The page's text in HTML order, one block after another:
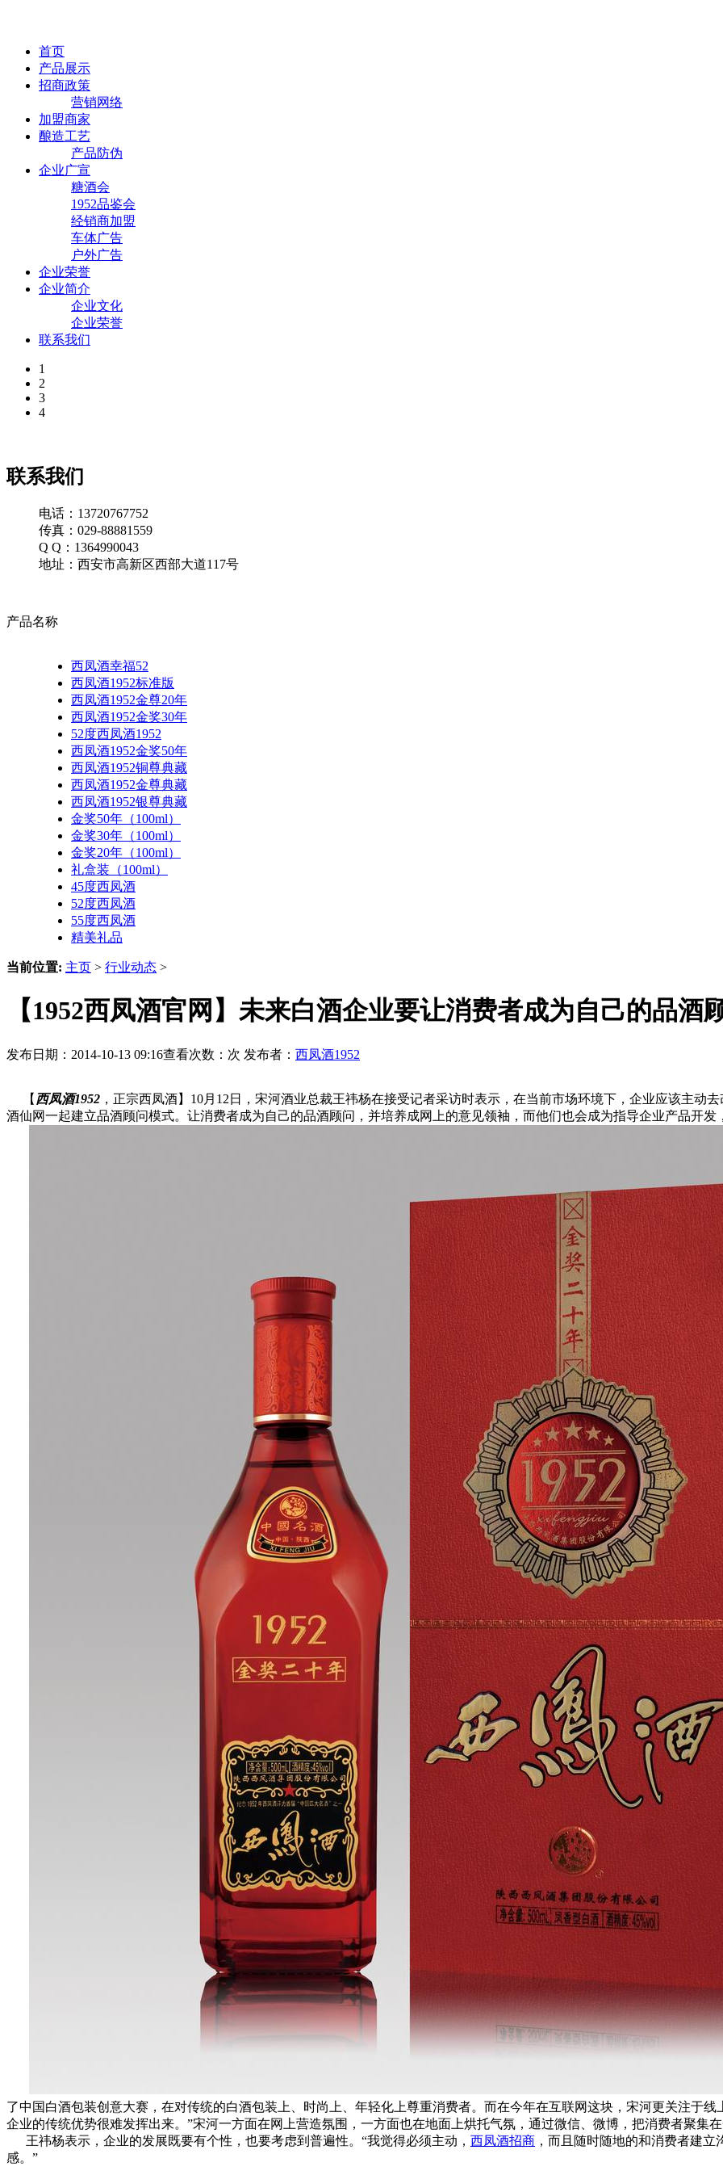
首页
产品展示
招商政策
营销网络
加盟商家
酿造工艺
产品防伪
企业广宣
糖酒会
1952品鉴会
经销商加盟
车体广告
户外广告
企业荣誉
企业简介
企业文化
企业荣誉
联系我们
1
2
3
4
联系我们
电话：13720767752
传真：029-88881559
Q Q：1364990043
地址：西安市高新区西部大道117号
产品名称
西凤酒幸福52
西凤酒1952标准版
西凤酒1952金尊20年
西凤酒1952金奖30年
52度西凤酒1952
西凤酒1952金奖50年
西凤酒1952铜尊典藏
西凤酒1952金尊典藏
西凤酒1952银尊典藏
金奖50年（100ml）
金奖30年（100ml）
金奖20年（100ml）
礼盒装（100ml）
45度西凤酒
52度西凤酒
55度西凤酒
精美礼品
当前位置: 主页 > 行业动态 >
【1952西凤酒官网】未来白酒企业要让消费者成为自己的品酒
发布日期：2014-10-13 09:16查看次数： 次 发布者： 西凤酒1952
【 西凤酒1952 ，正宗西凤酒】10月12日，宋河酒业总裁王祎杨在接受记者采访时表示，在当前市场环境下，企业应该主动
酒仙网一起建立品酒顾问模式。让消费者成为自己的品酒顾问，并培养成网上的意见领袖，而他们也会成为指导企业产品开
了中国白酒包装创意大赛，在对传统的白酒包装上、时尚上、年轻化上尊重消费者。而在今年在互联网这块，宋河更关注于
企业的传统优势很难发挥出来。”宋河一方面在网上营造氛围，一方面也在地面上烘托气氛，通过微信、微博，把消费者聚集
王祎杨表示，企业的发展既要有个性，也要考虑到普遍性。“我觉得必须主动， 西凤酒招商 ，而且随时随地的和消费者建
感。”